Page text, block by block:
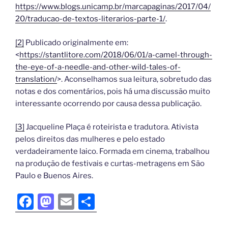
https://www.blogs.unicamp.br/marcapaginas/2017/04/
20/traducao-de-textos-literarios-parte-1/.
[2] Publicado originalmente em:
<https://stantlitore.com/2018/06/01/a-camel-through-
the-eye-of-a-needle-and-other-wild-tales-of-
translation/>. Aconselhamos sua leitura, sobretudo das
notas e dos comentários, pois há uma discussão muito
interessante ocorrendo por causa dessa publicação.
[3] Jacqueline Plaça é roteirista e tradutora. Ativista
pelos direitos das mulheres e pelo estado
verdadeiramente laico. Formada em cinema, trabalhou
na produção de festivais e curtas-metragens em São
Paulo e Buenos Aires.
F
a
M
a
E
m h